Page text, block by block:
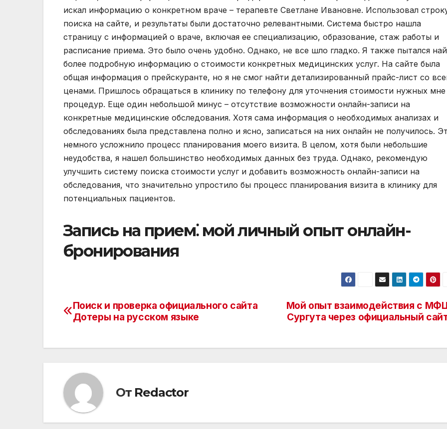
искал информацию о конкретном враче – терапевте Светлане Ивановне. Использовал
поиска на сайте, и результаты были достаточно релевантными. Система быстро нашла
страницу с информацией о враче, включая ее специализацию, образование, стаж работы и
расписание приема. Это было очень удобно. Однако, не все шло гладко. Я также пытался
более подробную информацию о стоимости конкретных медицинских услуг. На сайте была
общая информация о прейскуранте, но я не смог найти детализированный прайс-лист со
ценами. Пришлось обращаться в клинику по телефону для уточнения стоимости нужных мне
процедур. Еще один небольшой минус – отсутствие возможности онлайн-записи на
конкретные медицинские обследования. Хотя сама информация о необходимых анализах и
обследованиях была представлена полно и ясно, записаться на них онлайн не получилось.
немного усложнило процесс планирования моего визита. В целом, хотя были небольшие
неудобства, я нашел большинство необходимых данных без труда. Однако, рекомендую
улучшить систему поиска стоимости услуг и добавить возможность онлайн-записи на
обследования, что значительно упростило бы процесс планирования визита в клинику для
потенциальных пациентов.
Запись на прием⁚ мой личный опыт онлайн-
бронирования
Навигация
записям
Мой опыт взаимодействия с
Сургута через официальный
Поиск и проверка официального сайта
Дотеры на русском языке
От Redactor